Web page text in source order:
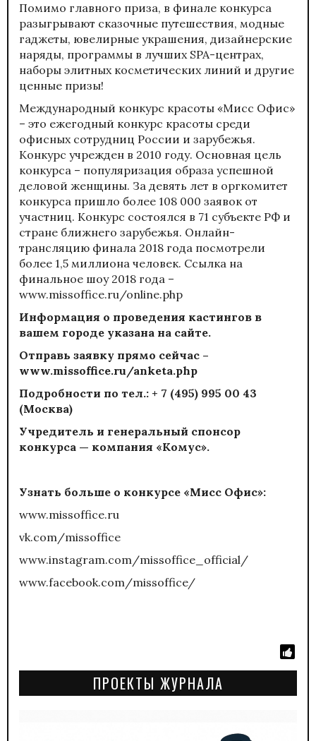
Помимо главного приза, в финале конкурса
разыгрывают сказочные путешествия, модные
гаджеты, ювелирные украшения, дизайнерские
наряды, программы в лучших SPA-центрах,
наборы элитных косметических линий и другие
ценные призы!
Международный конкурс красоты «Мисс Офис»
– это ежегодный конкурс красоты среди
офисных сотрудниц России и зарубежья.
Конкурс учрежден в 2010 году. Основная цель
конкурса – популяризация образа успешной
деловой женщины. За девять лет в оргкомитет
конкурса пришло более 108 000 заявок от
участниц. Конкурс состоялся в 71 субъекте РФ и
стране ближнего зарубежья. Онлайн-
трансляцию финала 2018 года посмотрели
более 1,5 миллиона человек. Ссылка на
финальное шоу 2018 года –
www.missoffice.ru/online.php
Информация о проведения кастингов в
вашем городе указана на сайте.
Отправь заявку прямо сейчас –
www.missoffice.ru/anketa.php
Подробности по тел.: + 7 (495) 995 00 43
(Москва)
Учредитель и генеральный спонсор
конкурса — компания «Комус».
Узнать больше о конкурсе «Мисс Офис»:
www.missoffice.ru
vk.com/missoffice
www.instagram.com/missoffice_official/
www.facebook.com/missoffice/
ПРОЕКТЫ ЖУРНАЛА